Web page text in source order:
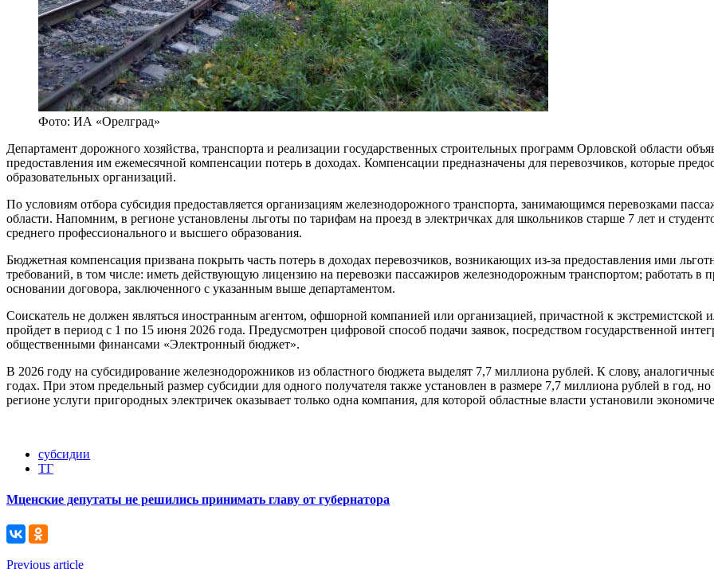
Фото: ИА «Орелград»
Департамент дорожного хозяйства, транспорта и реализации государственных строительных программ Орловской области
предоставления им ежемесячной компенсации потерь в доходах. Компенсации предназначены для перевозчиков, которые
образовательных организаций.
По условиям отбора субсидия предоставляется организациям железнодорожного транспорта, занимающимся перевозками
области. Напомним, в регионе установлены льготы по тарифам на проезд в электричках для школьников старше 7 лет и
среднего профессионального и высшего образования.
Бюджетная компенсация призвана покрыть часть потерь в доходах перевозчиков, возникающих из-за предоставления ими
требований, в том числе: иметь действующую лицензию на перевозки пассажиров железнодорожным транспортом; работать в
основании договора, заключенного с указанным выше департаментом.
Соискатель не должен являться иностранным агентом, офшорной компанией или организацией, причастной к экстремистской
пройдет в период с 1 по 15 июня 2026 года. Предусмотрен цифровой способ подачи заявок, посредством государственной
общественными финансами «Электронный бюджет».
В 2026 году на субсидирование железнодорожников из областного бюджета выделят 7,7 миллиона рублей. К слову,
годах. При этом предельный размер субсидии для одного получателя также установлен в размере 7,7 миллиона рублей в год,
регионе услуги пригородных электричек оказывает только одна компания, для которой областные власти установили
субсидии
ТГ
Мценские депутаты не решились принимать главу от губернатора
Previous article